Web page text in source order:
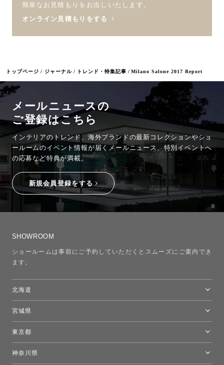
トップページ ジャーナル トレンド・特集記事 Milano Salone 2017 Report
簡単なお見積もりをお出しいたします。
オンライン見積もりをする
メールニュースの
ご登録はこちら
インテリアのトレンド、海外ブランドの最新コレクションやショ
ールームのイベント情報が届くメールニュース、特別イベントへ
の応募など特典が満載。
新規会員登録をする
SHOWROOM
ショールームは事前にご予約していただくとスムーズにご案内でき
ます。
北海道
宮城県
東京都
神奈川県